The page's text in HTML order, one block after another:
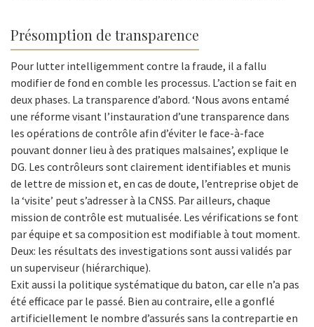
Présomption de transparence
Pour lutter intelligemment contre la fraude, il a fallu
modifier de fond en comble les processus. L’action se fait en
deux phases. La transparence d’abord. ‘Nous avons entamé
une réforme visant l’instauration d’une transparence dans
les opérations de contrôle afin d’éviter le face-à-face
pouvant donner lieu à des pratiques malsaines’, explique le
DG. Les contrôleurs sont clairement identifiables et munis
de lettre de mission et, en cas de doute, l’entreprise objet de
la ‘visite’ peut s’adresser à la CNSS. Par ailleurs, chaque
mission de contrôle est mutualisée. Les vérifications se font
par équipe et sa composition est modifiable à tout moment.
Deux: les résultats des investigations sont aussi validés par
un superviseur (hiérarchique).
Exit aussi la politique systématique du baton, car elle n’a pas
été efficace par le passé. Bien au contraire, elle a gonflé
artificiellement le nombre d’assurés sans la contrepartie en